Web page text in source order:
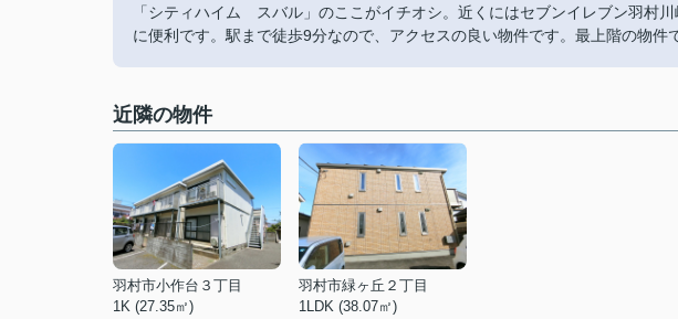
「シティハイム スバル」のここがイチオシ。近くにはセブンイレブン羽村
に便利です。駅まで徒歩9分なので、アクセスの良い物件です。最上階の物件
近隣の物件
羽村市小作台３丁目
1K (27.35㎡)
羽村市緑ヶ丘２丁目
1LDK (38.07㎡)